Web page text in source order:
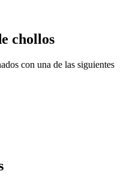
chollos
con una de las siguientes